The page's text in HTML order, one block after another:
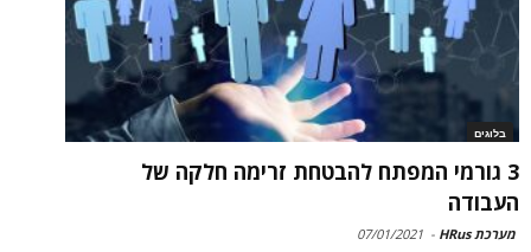
בלוגים
3 גורמי המפתח להבטחת זרימה חלקה של
העבודה
מערכת HRus -
07/01/2021